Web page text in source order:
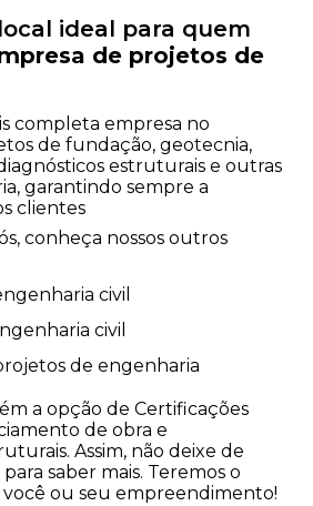
ideal para quem
de projetos de
completa empresa no
de fundação, geotecnia,
estruturais e outras
garantindo sempre a
clientes
conheça nossos outros
civil
civil
de engenharia
a opção de Certificações
de obra e
Assim, não deixe de
saber mais. Teremos o
ou seu empreendimento!